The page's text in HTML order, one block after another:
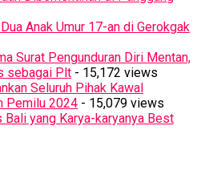
Anak Umur 17-an di Gerokgak
Surat Pengunduran Diri Mentan,
sebagai Plt - 15,172 views
Seluruh Pihak Kawal
Pemilu 2024 - 15,079 views
yang Karya-karyanya Best